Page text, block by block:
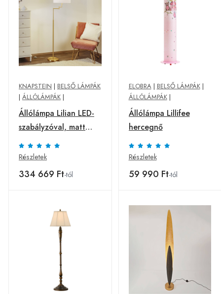
KNAPSTEIN | BELSŐ LÁMPÁK
| ÁLLÓLÁMPÁK |
Állólámpa Lilian LED-
szabályzóval, matt
sárgaréz
Részletek
334 669 Ft-tól
ELOBRA| BELSŐ LÁMPÁK|
ÁLLÓLÁMPÁK|
Állólámpa Lillifee
hercegnő
Részletek
59 990 Ft-tól